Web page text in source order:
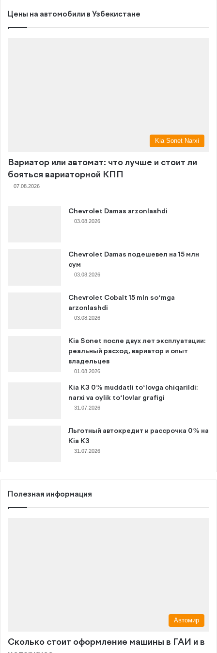
Цены на автомобили в Узбекистане
Kia Sonet Narxi
Вариатор или автомат: что лучше и стоит ли
бояться вариаторной КПП
07.08.2026
Chevrolet Damas arzonlashdi
03.08.2026
Chevrolet Damas подешевел на 15 млн
сум
03.08.2026
Chevrolet Cobalt 15 mln so‘mga
arzonlashdi
03.08.2026
Kia Sonet после двух лет эксплуатации:
реальный расход, вариатор и опыт
владельцев
01.08.2026
Kia K3 0% muddatli to‘lovga chiqarildi:
narxi va oylik to‘lovlar grafigi
31.07.2026
Льготный автокредит и рассрочка 0% на
Kia K3
31.07.2026
Полезная информация
Автомир
Сколько стоит оформление машины в ГАИ и в